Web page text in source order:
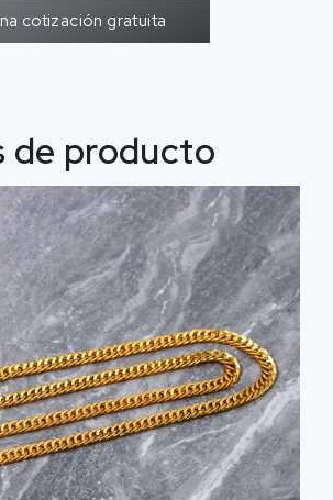
cotización gratuita
de producto